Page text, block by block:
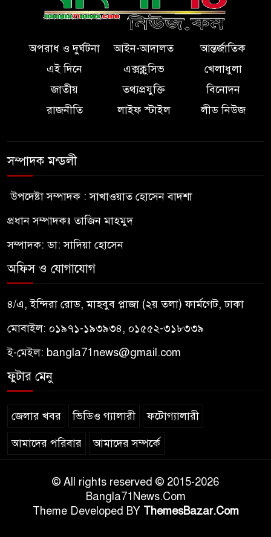
অপরাধ ও দুর্ঘটনা আইন-আদালত
আন্তর্জাতিক
এই দিনে
এক্সক্লুসিভ
খেলাধুলা
জাতীয়
তথ্যপ্রযুক্তি
বিনোদন
রাজনীতি
লাইফ স্টাইল লীড নিউজ
সম্পাদক মন্ডলী
উপদেষ্টা সম্পাদক : সাখাওয়াত হোসেন বাদশা
প্রধান সম্পাদকঃ তাজিন মাহমুদ
সম্পাদক: ডা: সাদিয়া হোসেন
অফিস ও যোগাযোগ
৪/এ, ইন্দিরা রোড, মাহবুব প্লাজা (২য় তলা) ফার্মগেট, ঢাকা
মোবাইল: ০১৯৭১-১৯৩৯৩৪, ০১৫৫২-৩১৮৩৩৯
ই-মেইল: bangla71news@gmail.com
ফুটার মেনু
জেলার খবর ভিডিও গ্যালারী ফটোগ্যালারী
আমাদের পরিবার আমাদের সম্পর্কে
© All rights reserved © 2015-2026
Bangla71News.Com
Theme Developed BY ThemesBazar.Com